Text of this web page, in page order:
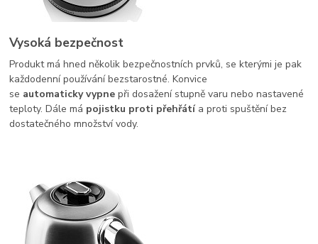
Vysoká bezpečnost
Produkt má hned několik bezpečnostních prvků, se kterými je pak
každodenní používání bezstarostné. Konvice
se automaticky vypne při dosažení stupně varu nebo nastavené
teploty. Dále má pojistku proti přehřátía proti spuštění bez
dostatečného množství vody.